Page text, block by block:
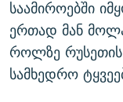
საამიროებში
ერთად მან
როლზე
სამხედრო